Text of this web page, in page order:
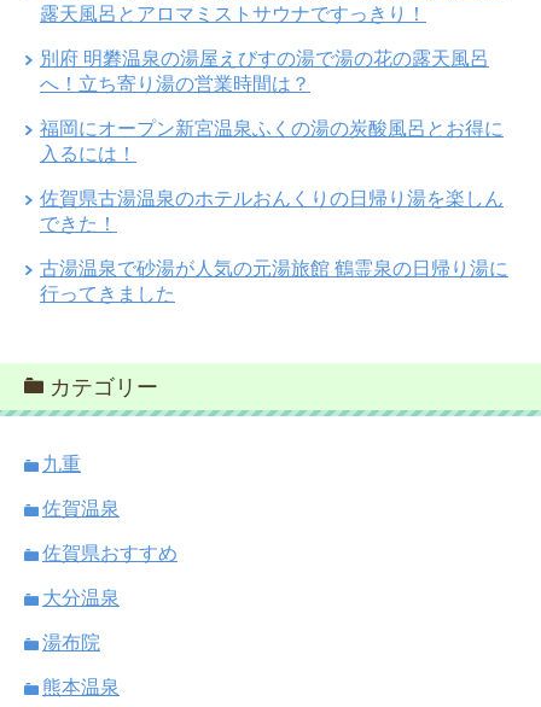
露天風呂とアロマミストサウナですっきり！
別府 明礬温泉の湯屋えびすの湯で湯の花の露天風呂
へ！立ち寄り湯の営業時間は？
福岡にオープン新宮温泉ふくの湯の炭酸風呂とお得に
入るには！
佐賀県古湯温泉のホテルおんくりの日帰り湯を楽しん
できた！
古湯温泉で砂湯が人気の元湯旅館 鶴霊泉の日帰り湯に
行ってきました
カテゴリー
九重
佐賀温泉
佐賀県おすすめ
大分温泉
湯布院
熊本温泉